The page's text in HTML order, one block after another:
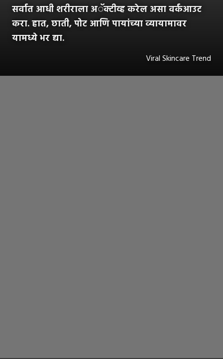
सर्वात आधी शरीराला अॅक्टीव्ह करेल असा वर्कआउट
करा. हात, छाती, पोट आणि पायांच्या व्यायामावर
यामध्ये भर द्या.
Viral Skincare Trend